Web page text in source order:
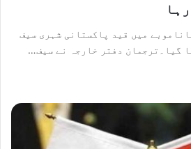
میں قید پاکستانی شہری سیف
گیا۔ترجمان دفتر خارجہ نے سیف…